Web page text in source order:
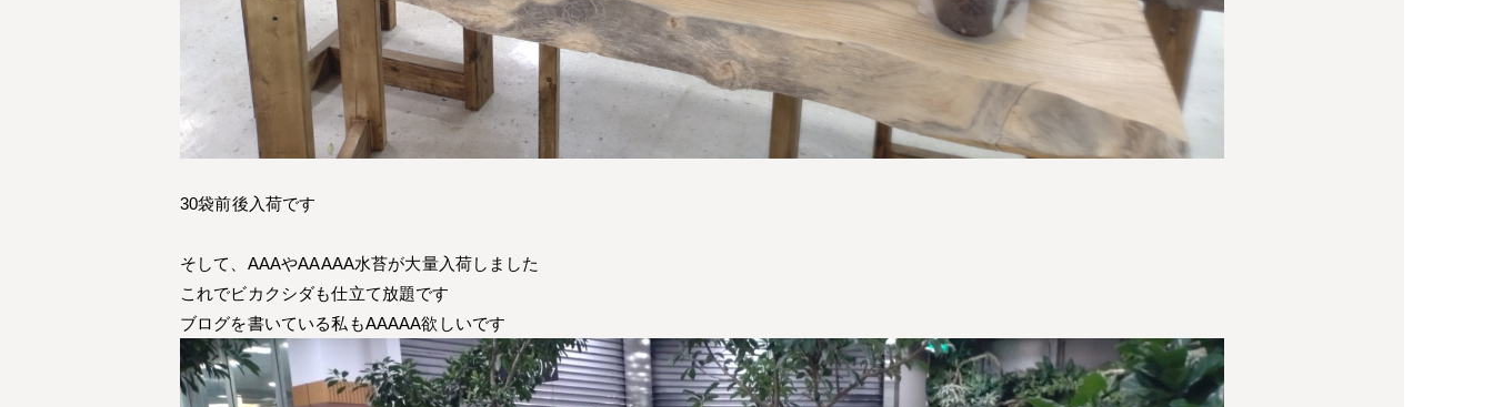
30袋前後入荷です
そして、AAAやAAAAA水苔が大量入荷しました
これでビカクシダも仕立て放題です
ブログを書いている私もAAAAA欲しいです